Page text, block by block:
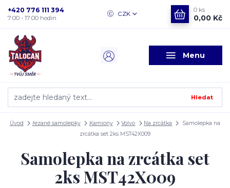
Menu
CZK
Hledat
+420 776 111 394
7:00 - 17:00 hodin
0 ks
0,00 Kč
Úvod řezané samolepky Kamiony Volvo Na zrcátka
Samolepka na
zrcátka set 2ks MST42X009
Samolepka na zrcátka set
2ks MST42X009